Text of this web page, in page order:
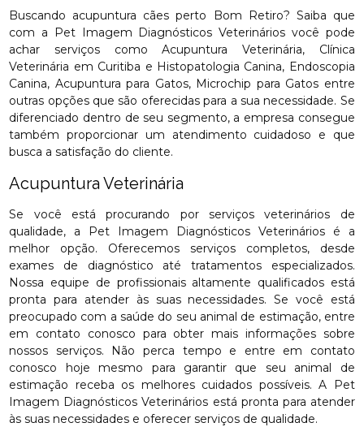
Buscando acupuntura cães perto Bom Retiro? Saiba que
com a Pet Imagem Diagnósticos Veterinários você pode
achar serviços como Acupuntura Veterinária, Clínica
Veterinária em Curitiba e Histopatologia Canina, Endoscopia
Canina, Acupuntura para Gatos, Microchip para Gatos entre
outras opções que são oferecidas para a sua necessidade. Se
diferenciado dentro de seu segmento, a empresa consegue
também proporcionar um atendimento cuidadoso e que
busca a satisfação do cliente.
Acupuntura Veterinária
Se você está procurando por serviços veterinários de
qualidade, a Pet Imagem Diagnósticos Veterinários é a
melhor opção. Oferecemos serviços completos, desde
exames de diagnóstico até tratamentos especializados.
Nossa equipe de profissionais altamente qualificados está
pronta para atender às suas necessidades. Se você está
preocupado com a saúde do seu animal de estimação, entre
em contato conosco para obter mais informações sobre
nossos serviços. Não perca tempo e entre em contato
conosco hoje mesmo para garantir que seu animal de
estimação receba os melhores cuidados possíveis. A Pet
Imagem Diagnósticos Veterinários está pronta para atender
às suas necessidades e oferecer serviços de qualidade.